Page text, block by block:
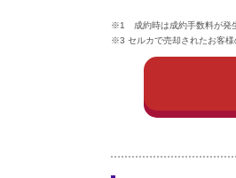
※1 成約時は成約手数料が発
※3 セルカで売却されたお客